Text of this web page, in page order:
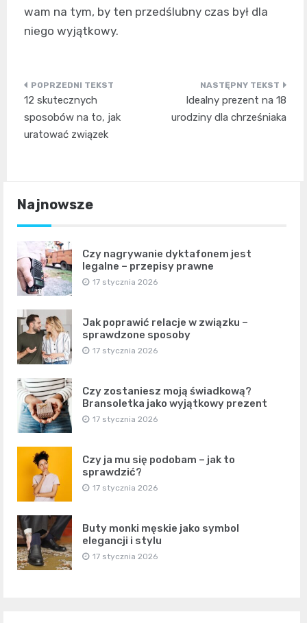
wam na tym, by ten przedślubny czas był dla
niego wyjątkowy.
Nawigacja
wpisu
12 skutecznych
sposobów na to, jak
uratować związek
Idealny prezent na 18
urodziny dla chrześniaka
Najnowsze
Czy nagrywanie dyktafonem jest
legalne – przepisy prawne
17 stycznia 2026
Jak poprawić relacje w związku –
sprawdzone sposoby
17 stycznia 2026
Czy zostaniesz moją świadkową?
Bransoletka jako wyjątkowy prezent
17 stycznia 2026
Czy ja mu się podobam – jak to
sprawdzić?
17 stycznia 2026
Buty monki męskie jako symbol
elegancji i stylu
17 stycznia 2026